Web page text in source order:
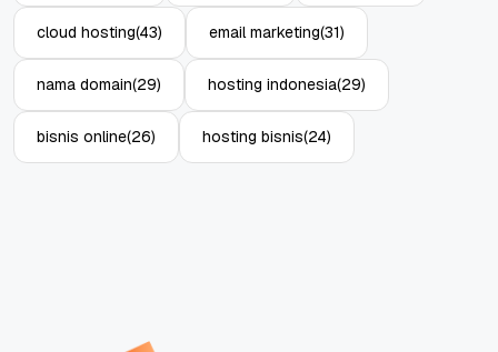
cloud hosting(43) email marketing(31)
nama domain(29) hosting indonesia(29)
bisnis online(26) hosting bisnis(24)